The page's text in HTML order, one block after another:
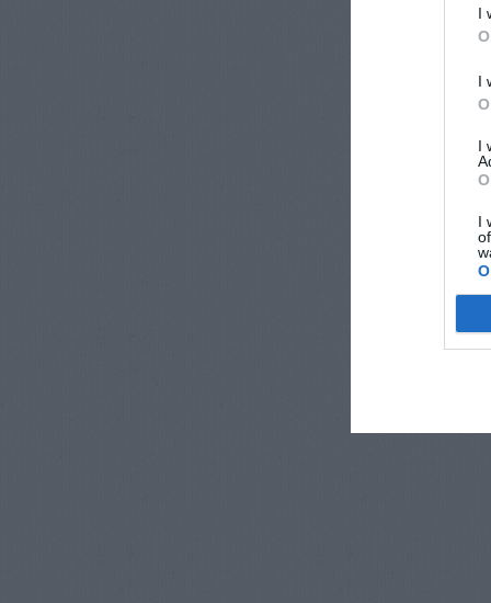
I
I
I
I